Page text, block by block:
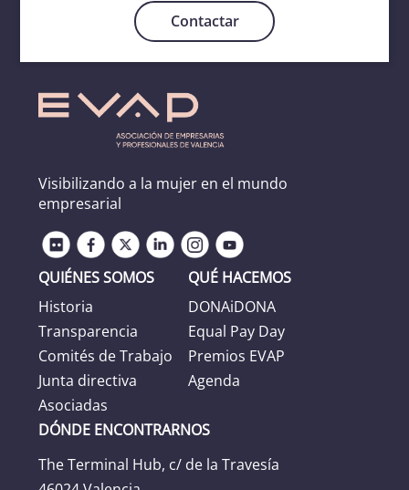
Contactar
Visibilizando a la mujer en el mundo
empresarial
QUIÉNES SOMOS
Historia
Transparencia
Comités de Trabajo
Junta directiva
Asociadas
QUÉ HACEMOS
DONAiDONA
Equal Pay Day
Premios EVAP
Agenda
DÓNDE ENCONTRARNOS
The Terminal Hub, c/ de la Travesía